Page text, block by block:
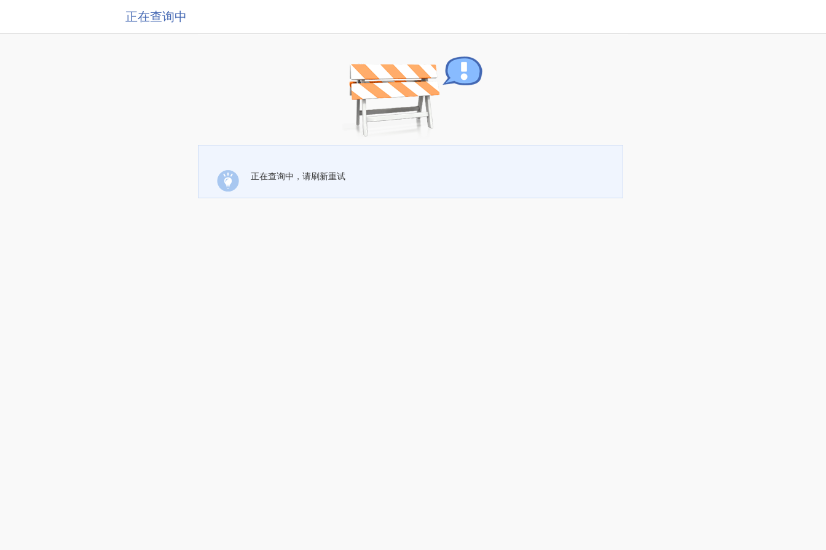
正在查询中
正在查询中，请刷新重试